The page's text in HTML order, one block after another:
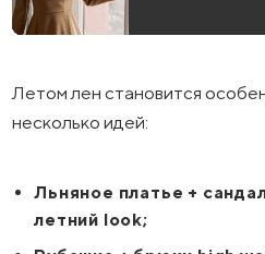
Летом лен становится
несколько идей:
Льняное платье +
летний look;